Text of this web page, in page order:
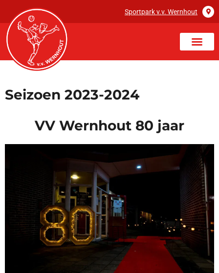
Sportpark v.v. Wernhout
Seizoen 2023-2024
VV Wernhout 80 jaar